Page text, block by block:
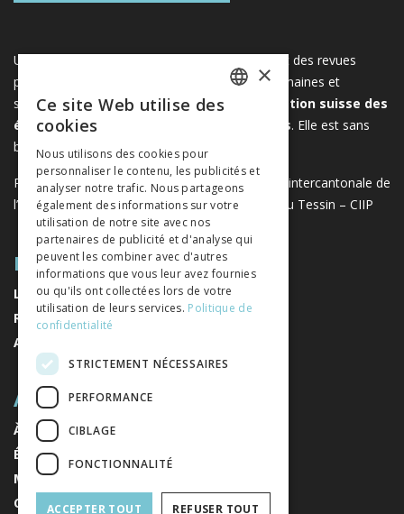
Une plateforme unique regroupant des livres et des revues
publiés par les éditeurs suisses de sciences humaines et
sociales. Libreo.ch est la propriété de l'
Association suisse des
éditeurs de sciences sociales et humaines. Elle est sans
but lucratif.www.editeurssuisses.ch
Projet réalisé avec le soutien de la Conférence intercantonale de
l’instruction publique de la Suisse romande et du Tessin – CIIP
PLAN DU SITE
LIVRES
REVUES
AUTEURS
A PROPOS
À PROPOS DE NOUS
ÉDITEURS
MENTIONS LÉGALES
CONDITIONS GÉNÉRALES DE VENTE
ITALIAN
×
Ce site Web utilise des
cookies
Nous utilisons des cookies pour
personnaliser le contenu, les publicités et
analyser notre trafic. Nous partageons
également des informations sur votre
utilisation de notre site avec nos
partenaires de publicité et d'analyse qui
peuvent les combiner avec d'autres
informations que vous leur avez fournies
ou qu'ils ont collectées lors de votre
utilisation de leurs services. Politique de
confidentialité
STRICTEMENT NÉCESSAIRES
PERFORMANCE
CIBLAGE
FONCTIONNALITÉ
ACCEPTER TOUT REFUSER TOUT